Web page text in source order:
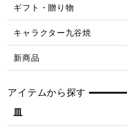
ギフト・贈り物
キャラクター九谷焼
新商品
アイテムから探す
皿